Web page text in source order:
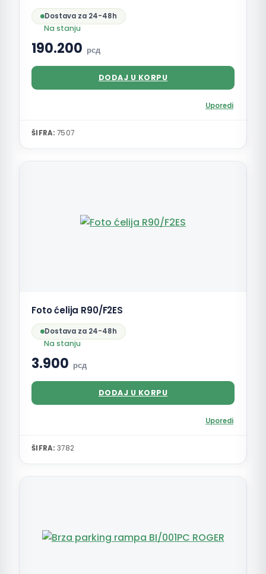
Dostava za 24-48h
Na stanju
190.200 рсд
DODAJ U KORPU
Uporedi
ŠIFRA: 7507
Foto ćelija R90/F2ES
Dostava za 24-48h
Na stanju
3.900 рсд
DODAJ U KORPU
Uporedi
ŠIFRA: 3782